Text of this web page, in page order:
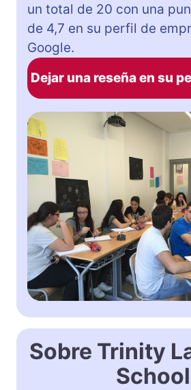
un total de 20 con una
de 4,7 en su perfil de
Google.
Dejar una reseña en su
Sobre Trinity
School